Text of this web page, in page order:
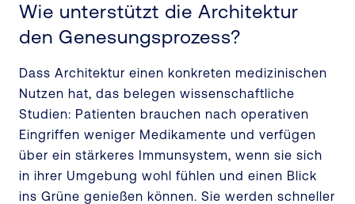
Wie unterstützt die Architektur
den Genesungsprozess?
Dass Architektur einen konkreten medizinischen
Nutzen hat, das belegen wissenschaftliche
Studien: Patienten brauchen nach operativen
Eingriffen weniger Medikamente und verfügen
über ein stärkeres Immunsystem, wenn sie sich
in ihrer Umgebung wohl fühlen und einen Blick
ins Grüne genießen können. Sie werden schneller